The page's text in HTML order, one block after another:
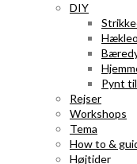
DIY
Pynt
Rejser
Workshops
Tema
How to &
Højtider